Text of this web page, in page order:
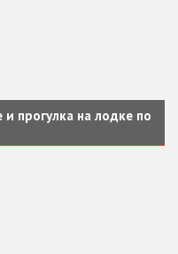
прогулка на лодке по